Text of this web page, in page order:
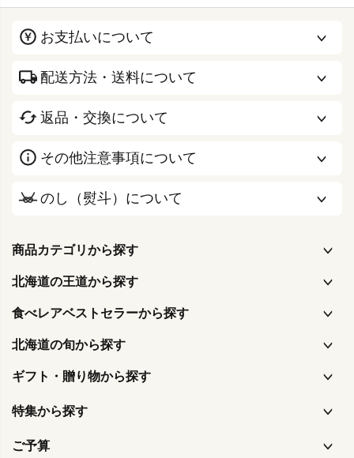
お支払いについて
配送方法・送料について
返品・交換について
その他注意事項について
のし（熨斗）について
商品カテゴリから探す
北海道の王道から探す
食べレアベストセラーから探す
北海道の旬から探す
ギフト・贈り物から探す
特集から探す
ご予算